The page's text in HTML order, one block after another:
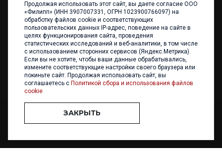
+7 (4012) 960 898
236017 Калининград,
ул. Каштановая аллея, 47
Телефон: +7 4012 960 898,
+7 4012 960 856
Написать нам
ООО «ФИЛИПП» © 2013 - 2026. Все права защищены
Разработка и
Продолжая использовать этот сайт, вы даете согласие ООО
«Филипп» (ИНН 3907007331, ОГРН 1023900766097) на
обработку файлов cookie и соответствующих
пользовательских данных IP-адрес, поведение на сайте в
целях функционирования сайта, проведения
статистических исследований и веб-аналитики, в том числе
с использованием сторонних сервисов (Яндекс.Метрика).
Если вы не хотите, чтобы ваши данные обрабатывались,
измените соответствующие настройки своего браузера или
покиньте сайт. Продолжая использовать сайт, вы
соглашаетесь с Политикой сбора и использования файлов
cookie
ЗАКРЫТЬ